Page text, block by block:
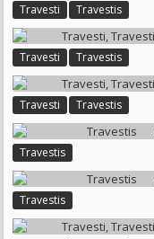
Travesti Travestis
Travesti Travestis
Travesti Travestis
Travestis
Travestis